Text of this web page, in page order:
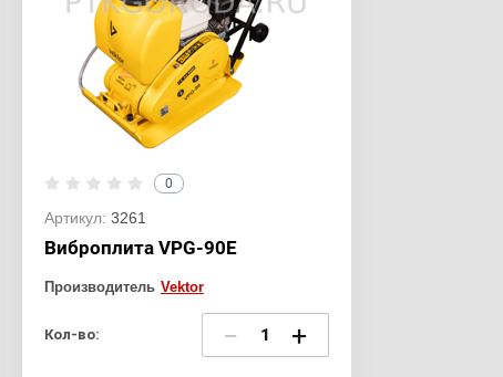
0
Артикул: 3261
Виброплита VPG-90Е
Производитель Vektor
Кол-во: − +